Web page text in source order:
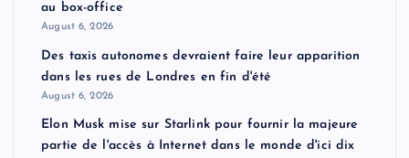
au box-office
August 6, 2026
Des taxis autonomes devraient faire leur apparition
dans les rues de Londres en fin d'été
August 6, 2026
Elon Musk mise sur Starlink pour fournir la majeure
partie de l'accès à Internet dans le monde d'ici dix